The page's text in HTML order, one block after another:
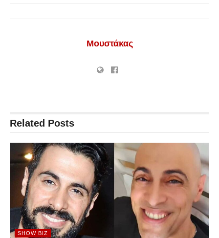
Μουστάκας
Related Posts
SHOW BIZ